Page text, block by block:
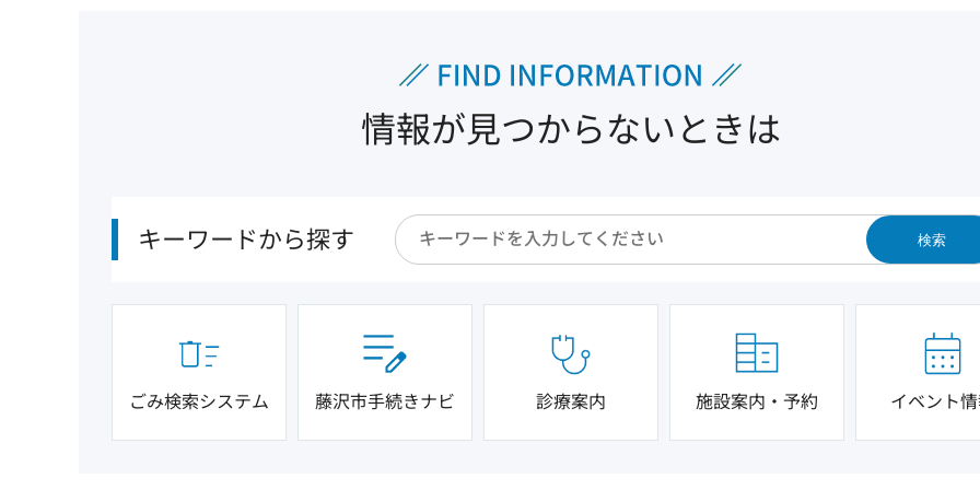
情報が見つからないときは
キーワードから探す 検索
ごみ検索システム 藤沢市手続きナビ 診療案内 施設案内・予約 イベント